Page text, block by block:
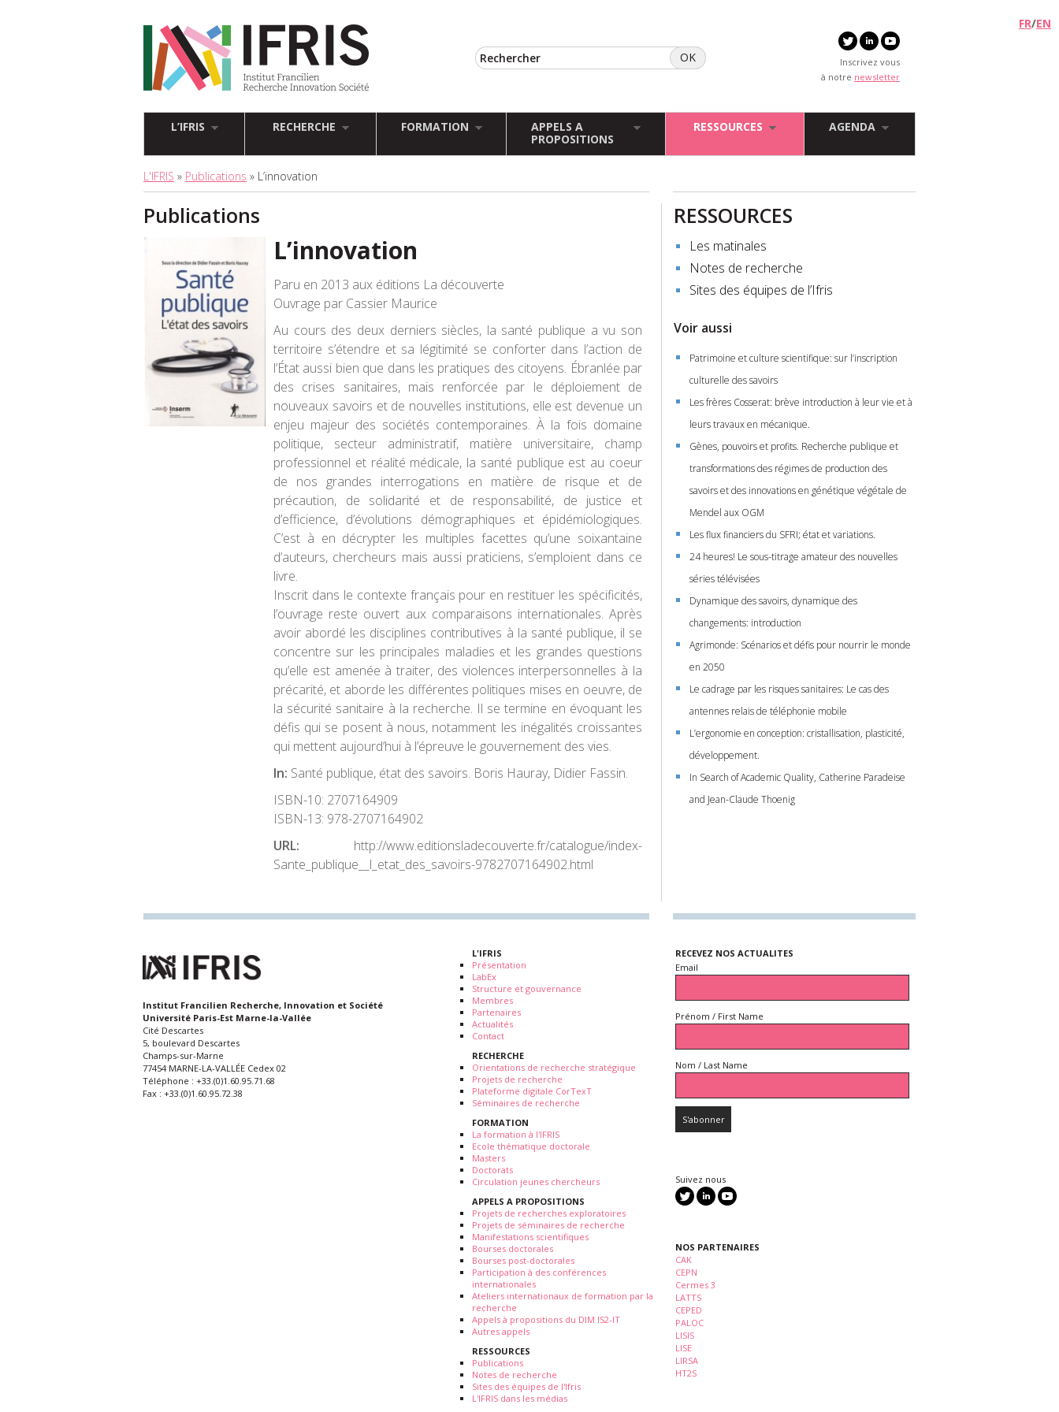
Inscrivez vous
à notre newsletter
FR/EN
L’IFRIS RECHERCHE FORMATION
APPELS A
PROPOSITIONS
RESSOURCES AGENDA
L'IFRIS » Publications » L’innovation
Publications
L’innovation
Paru en 2013 aux éditions La découverte
Ouvrage par Cassier Maurice
Au cours des deux derniers siècles, la santé publique a vu son
territoire s’étendre et sa légitimité se conforter dans l’action de
l’État aussi bien que dans les pratiques des citoyens. Ébranlée par
des crises sanitaires, mais renforcée par le déploiement de
nouveaux savoirs et de nouvelles institutions, elle est devenue un
enjeu majeur des sociétés contemporaines. À la fois domaine
politique, secteur administratif, matière universitaire, champ
professionnel et réalité médicale, la santé publique est au coeur
de nos grandes interrogations en matière de risque et de
précaution, de solidarité et de responsabilité, de justice et
d’efficience, d’évolutions démographiques et épidémiologiques.
C’est à en décrypter les multiples facettes qu’une soixantaine
d’auteurs, chercheurs mais aussi praticiens, s’emploient dans ce
livre.
Inscrit dans le contexte français pour en restituer les spécificités,
l’ouvrage reste ouvert aux comparaisons internationales. Après
avoir abordé les disciplines contributives à la santé publique, il se
concentre sur les principales maladies et les grandes questions
qu’elle est amenée à traiter, des violences interpersonnelles à la
précarité, et aborde les différentes politiques mises en oeuvre, de
la sécurité sanitaire à la recherche. Il se termine en évoquant les
défis qui se posent à nous, notamment les inégalités croissantes
qui mettent aujourd’hui à l’épreuve le gouvernement des vies.
In: Santé publique, état des savoirs. Boris Hauray, Didier Fassin.
ISBN-10: 2707164909
ISBN-13: 978-2707164902
URL: http://www.editionsladecouverte.fr/catalogue/index-
Sante_publique__l_etat_des_savoirs-9782707164902.html
RESSOURCES
Les matinales
Notes de recherche
Sites des équipes de l’Ifris
Voir aussi
Patrimoine et culture scientifique: sur l’inscription
culturelle des savoirs
Les frères Cosserat: brève introduction à leur vie et à
leurs travaux en mécanique.
Gènes, pouvoirs et profits. Recherche publique et
transformations des régimes de production des
savoirs et des innovations en génétique végétale de
Mendel aux OGM
Les flux financiers du SFRI; état et variations.
24 heures! Le sous-titrage amateur des nouvelles
séries télévisées
Dynamique des savoirs, dynamique des
changements: introduction
Agrimonde: Scénarios et défis pour nourrir le monde
en 2050
Le cadrage par les risques sanitaires: Le cas des
antennes relais de téléphonie mobile
L’ergonomie en conception: cristallisation, plasticité,
développement.
In Search of Academic Quality, Catherine Paradeise
and Jean-Claude Thoenig
Institut Francilien Recherche, Innovation et Société
Université Paris-Est Marne-la-Vallée
Cité Descartes
5, boulevard Descartes
Champs-sur-Marne
77454 MARNE-LA-VALLÉE Cedex 02
Téléphone : +33.(0)1.60.95.71.68
Fax : +33.(0)1.60.95.72.38
L'IFRIS
Présentation
LabEx
Structure et gouvernance
Membres
Partenaires
Actualités
Contact
RECHERCHE
Orientations de recherche stratégique
Projets de recherche
Plateforme digitale CorTexT
Séminaires de recherche
FORMATION
La formation à l'IFRIS
Ecole thématique doctorale
Masters
Doctorats
Circulation jeunes chercheurs
APPELS A PROPOSITIONS
Projets de recherches exploratoires
Projets de séminaires de recherche
Manifestations scientifiques
Bourses doctorales
Bourses post-doctorales
Participation à des conférences
internationales
Ateliers internationaux de formation par la
recherche
Appels à propositions du DIM IS2-IT
Autres appels
RESSOURCES
Publications
Notes de recherche
Sites des équipes de l'Ifris
L'IFRIS dans les médias
RECEVEZ NOS ACTUALITES
Email
Prénom / First Name
Nom / Last Name
Suivez nous
NOS PARTENAIRES
CAK
CEPN
Cermes 3
LATTS
CEPED
PALOC
LISIS
LISE
LIRSA
HT2S